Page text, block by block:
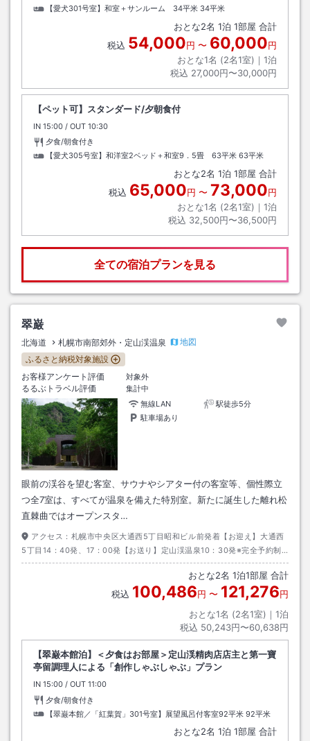
【愛犬301号室】和室＋サンルーム 34平米 34平米
おとな2名 1泊 1部屋 合計
税込 54,000円 〜 60,000円
おとな1名 (2名1室)｜ 1泊
税込 27,000円〜30,000円
【ペット可】スタンダード/夕朝食付
IN チェックイン
15:00 / OUT チェックアウト
10:30
夕食/朝食付き
【愛犬305号室】和洋室2ベッド＋和室9．5畳 63平米 63平米
おとな2名 1泊 1部屋 合計
税込 65,000円 〜 73,000円
おとな1名 (2名1室)｜ 1泊
税込 32,500円〜36,500円
全ての宿泊プランを見る
翠巌
北海道 札幌市南部郊外・定山渓温泉
地図
ふるさと納税対象施設
お客様アンケート評価
対象外
るるぶトラベル評価
集計中
無線LAN
駅徒歩5分
駐車場あり
眼前の渓谷を望む客室、サウナやシアター付の客室等、個性際立
つ全7室は、すべてが温泉を備えた特別室。新たに誕生した離れ松
直棘曲ではオープンスタ…
アクセス： 札幌市中央区大通西5丁目昭和ビル前発着【お迎え】大通西
5丁目14：40発、17：00発【お送り】定山渓温泉10：30発※完全予約制
ですのでご希望の方は当館公式HP送迎バス予約フォームよりお申込みくだ
おとな2名 1泊1部屋 合計
税込 100,486円 〜 121,276円
おとな1名 (2名1室)｜ 1泊
税込 50,243円〜60,638円
【翠巌本館泊】＜夕食はお部屋＞定山渓精肉店店主と第一寶
亭留調理人による「創作しゃぶしゃぶ」プラン
IN チェックイン
15:00 / OUT チェックアウト
11:00
夕食/朝食付き
【翠巌本館／「紅葉賀」301号室】展望風呂付客室92平米 92平米
おとな2名 1泊 1部屋 合計